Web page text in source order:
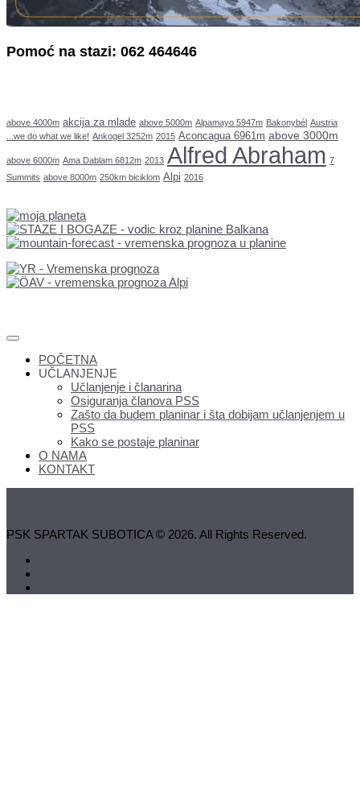
Pomoć na stazi: 062 464646
above 4000m akcija za mlade above 5000m Alpamayo 5947m Bakonybél Austria
...we do what we like! Ankogel 3252m 2015 Aconcagua 6961m above 3000m
above 6000m Ama Dablam 6812m 2013 Alfred Abraham 7
Summits above 8000m 250km biciklom Alpi 2016
POČETNA
UČLANJENJE
Učlanjenje i članarina
Osiguranja članova PSS
Zašto da budem planinar i šta dobijam učlanjenjem u
PSS
Kako se postaje planinar
O NAMA
KONTAKT
PSK SPARTAK SUBOTICA © 2026. All Rights Reserved.